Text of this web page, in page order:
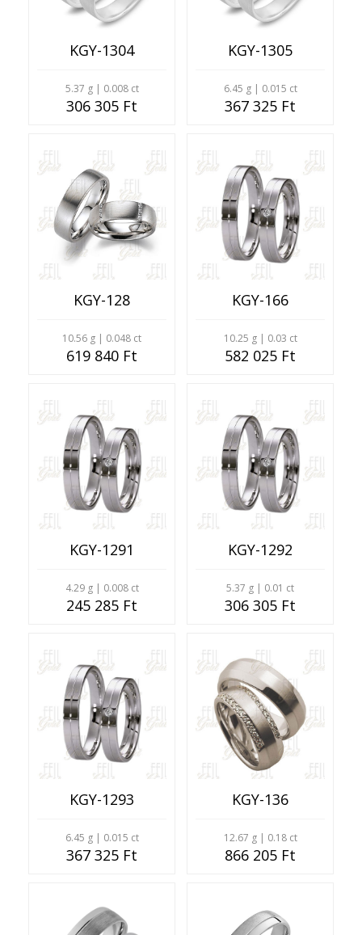
KGY-1304
5.37 g | 0.008 ct
306 305 Ft
KGY-1305
6.45 g | 0.015 ct
367 325 Ft
KGY-128
10.56 g | 0.048 ct
619 840 Ft
KGY-166
10.25 g | 0.03 ct
582 025 Ft
KGY-1291
4.29 g | 0.008 ct
245 285 Ft
KGY-1292
5.37 g | 0.01 ct
306 305 Ft
KGY-1293
6.45 g | 0.015 ct
367 325 Ft
KGY-136
12.67 g | 0.18 ct
866 205 Ft